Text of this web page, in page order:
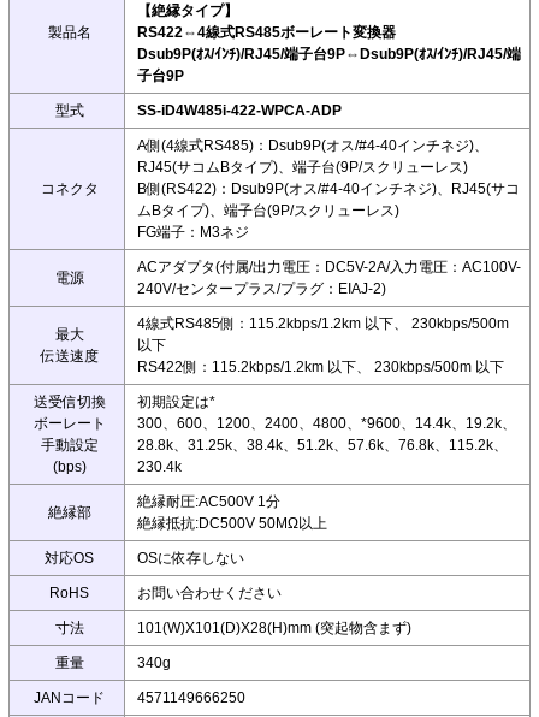
製品名
【絶縁タイプ】
RS422⇔4線式RS485ボーレート変換器
Dsub9P(ｵｽ/ｲﾝﾁ)/RJ45/端子台9P⇔Dsub9P(ｵｽ/ｲﾝﾁ)/RJ45/端
子台9P
型式 SS-iD4W485i-422-WPCA-ADP
コネクタ
A側(4線式RS485)：Dsub9P(オス/#4-40インチネジ)、
RJ45(サコムBタイプ)、端子台(9P/スクリューレス)
B側(RS422)：Dsub9P(オス/#4-40インチネジ)、RJ45(サコ
ムBタイプ)、端子台(9P/スクリューレス)
FG端子：M3ネジ
電源
ACアダプタ(付属/出力電圧：DC5V-2A/入力電圧：AC100V-
240V/センタープラス/プラグ：EIAJ-2)
最大
伝送速度
4線式RS485側：115.2kbps/1.2km 以下、 230kbps/500m
以下
RS422側：115.2kbps/1.2km 以下、 230kbps/500m 以下
送受信切換
ボーレート
手動設定
(bps)
初期設定は*
300、600、1200、2400、4800、*9600、14.4k、19.2k、
28.8k、31.25k、38.4k、51.2k、57.6k、76.8k、115.2k、
230.4k
絶縁部
絶縁耐圧:AC500V 1分
絶縁抵抗:DC500V 50MΩ以上
対応OS OSに依存しない
RoHS お問い合わせください
寸法 101(W)X101(D)X28(H)mm (突起物含まず)
重量 340g
JANコード 4571149666250